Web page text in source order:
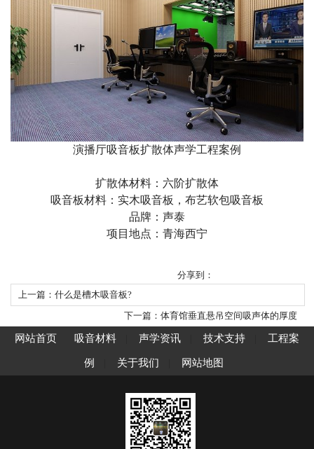
演播厅吸音板扩散体声学工程案例
扩散体材料：六阶扩散体
吸音板材料：实木吸音板，布艺软包吸音板
品牌：声泰
项目地点：青海西宁
分享到：
上一篇：什么是槽木吸音板?
下一篇：体育馆垂直悬吊空间吸声体的厚度
网站首页 吸音材料 声学资讯 技术支持 工程案
例 关于我们 网站地图